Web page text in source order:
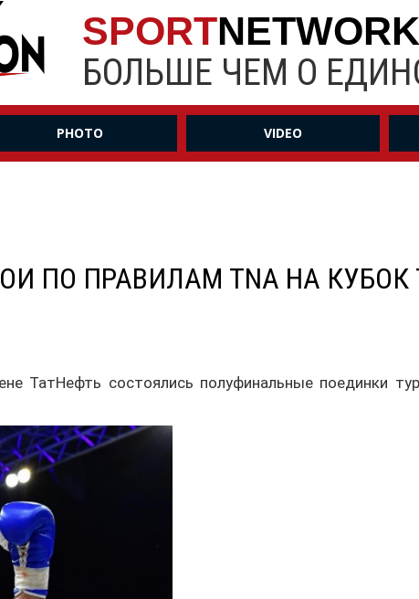
SPORTNETWORK
БОЛЬШЕ ЧЕМ О
PHOTO VIDEO
ПО ПРАВИЛАМ TNA НА КУБОК
ТатНефть состоялись полуфинальные поединки